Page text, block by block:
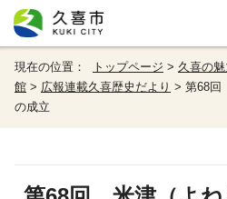
現在の位置： トップページ > 久喜の魅
館 > 広報連載久喜歴史だより > 第68回
の成立